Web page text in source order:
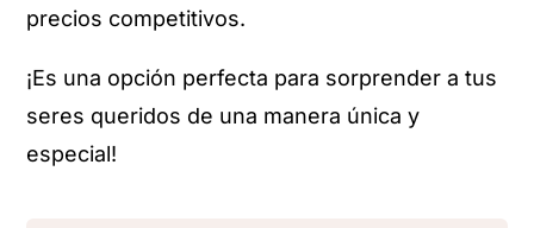
precios competitivos.
¡Es una opción perfecta para sorprender a tus
seres queridos de una manera única y
especial!